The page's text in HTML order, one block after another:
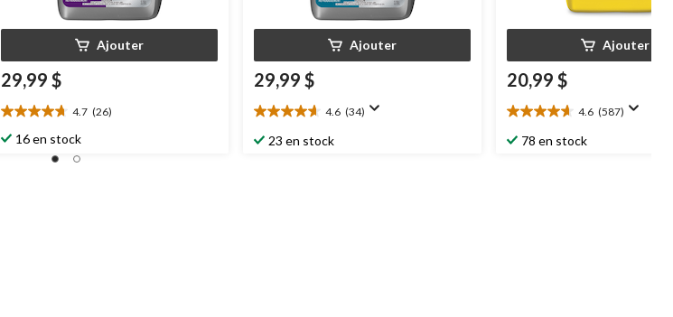
Ajouter
29,99 $
4.7 (26)
4.7
étoile(s)
16 en stock
Ajouter
29,99 $
4.6 (34)
4.6
étoile(s)
23 en stock
Ajouter
20,99 $
4.6 (587)
4.6
étoile(s)
78 en stock